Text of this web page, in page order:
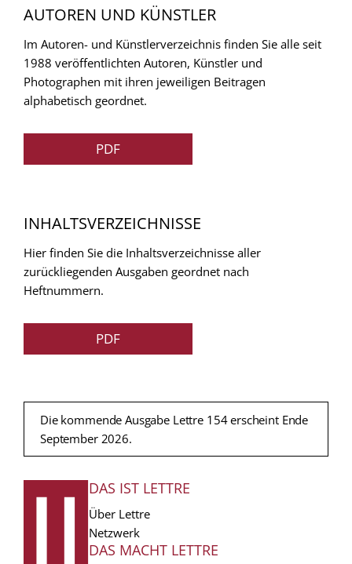
AUTOREN UND KÜNSTLER
Im Autoren- und Künstlerverzeichnis finden Sie alle seit
1988 veröffentlichten Autoren, Künstler und
Photographen mit ihren jeweiligen Beitragen
alphabetisch geordnet.
PDF
INHALTSVERZEICHNISSE
Hier finden Sie die Inhaltsverzeichnisse aller
zurückliegenden Ausgaben geordnet nach
Heftnummern.
PDF
Die kommende Ausgabe Lettre 154 erscheint Ende
September 2026.
FUSSZEILE
DAS IST LETTRE
Über Lettre
Netzwerk
DAS MACHT LETTRE